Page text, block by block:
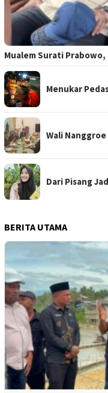
Mualem Surati
Menukar
Wali
Dari Pisang
BERITA UTAMA